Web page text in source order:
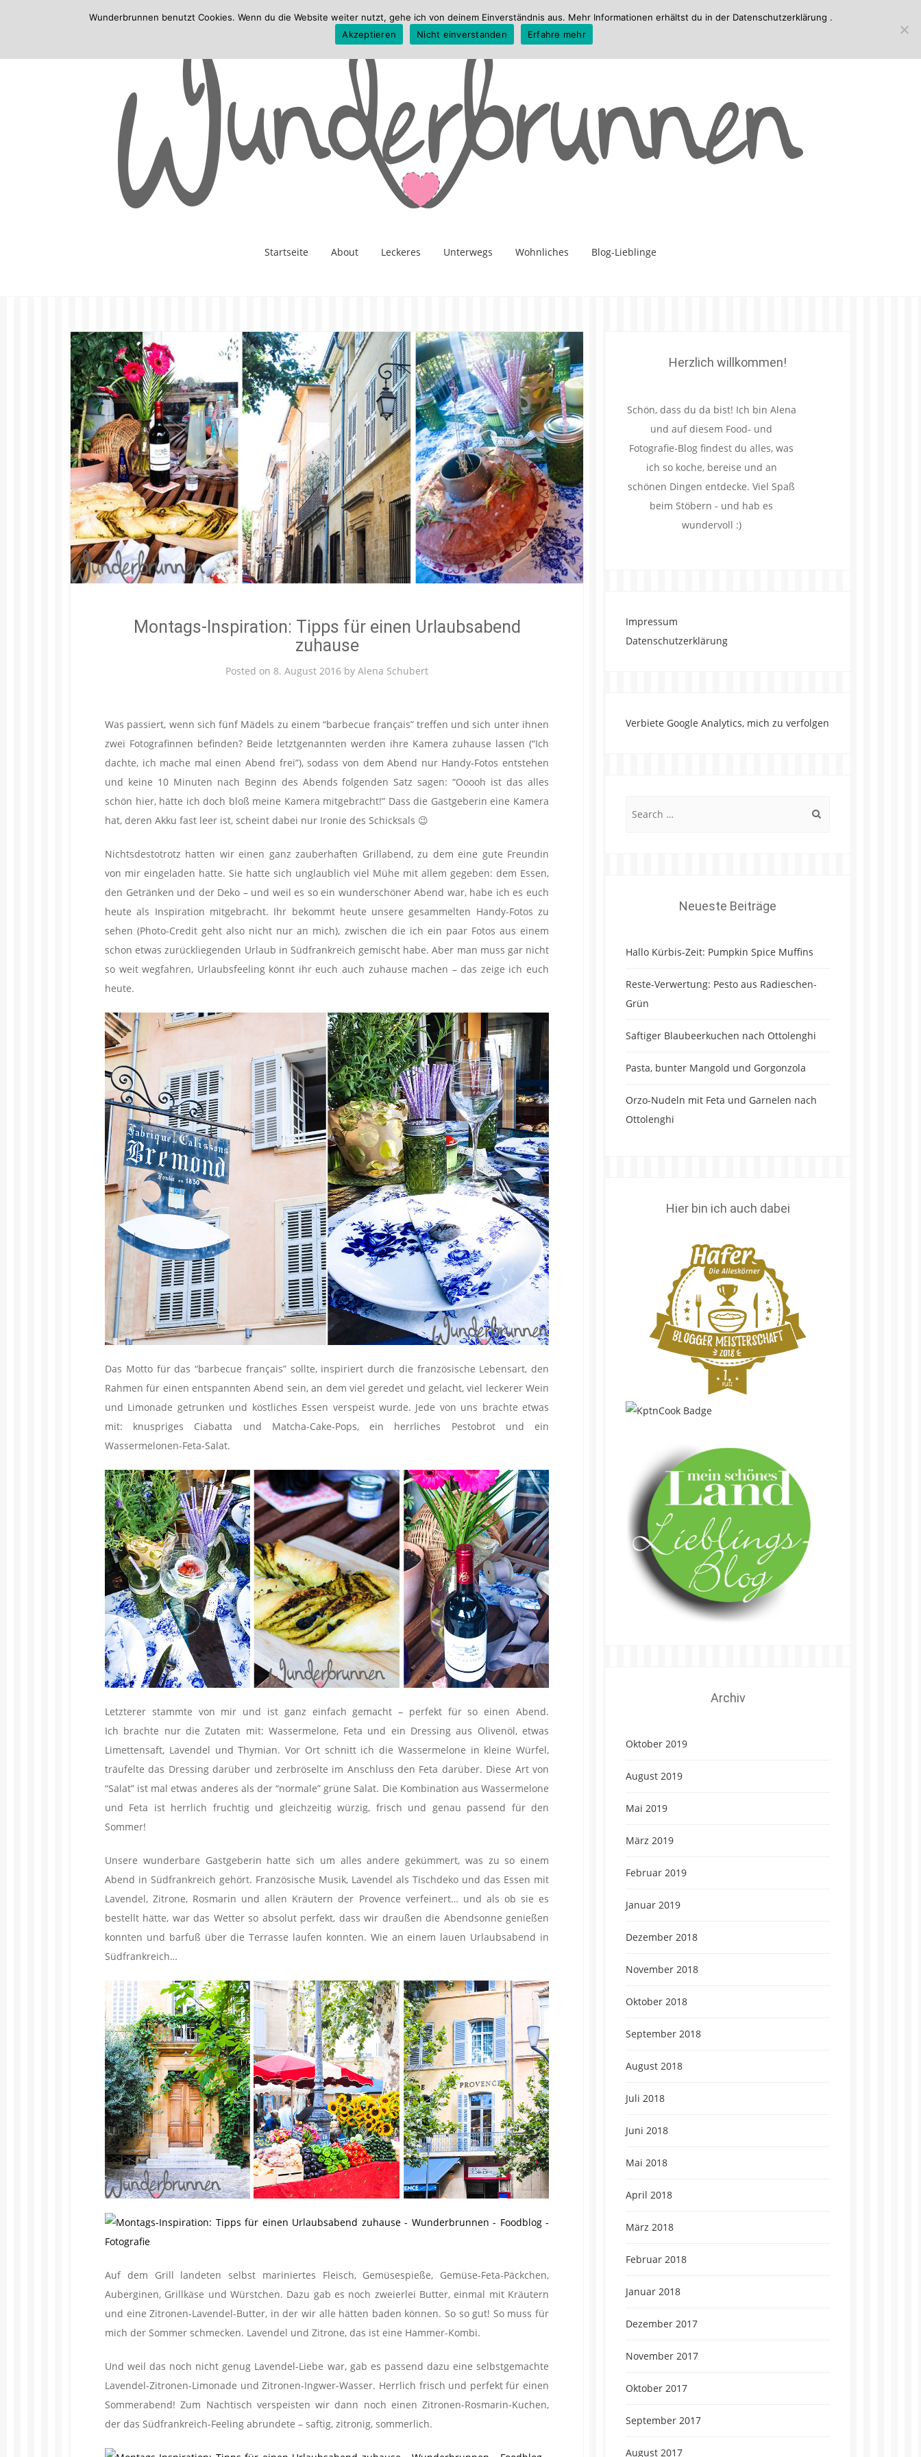
Startseite About Leckeres Unterwegs Wohnliches Blog-Lieblinge
Montags-Inspiration: Tipps für einen Urlaubsabend
zuhause
Posted on 8. August 2016 by Alena Schubert
Was passiert, wenn sich fünf Mädels zu einem “barbecue français” treffen und sich unter ihnen
zwei Fotografinnen befinden? Beide letztgenannten werden ihre Kamera zuhause lassen (“Ich
dachte, ich mache mal einen Abend frei”), sodass von dem Abend nur Handy-Fotos entstehen
und keine 10 Minuten nach Beginn des Abends folgenden Satz sagen: “Ooooh ist das alles
schön hier, hätte ich doch bloß meine Kamera mitgebracht!” Dass die Gastgeberin eine Kamera
hat, deren Akku fast leer ist, scheint dabei nur Ironie des Schicksals 😉
Nichtsdestotrotz hatten wir einen ganz zauberhaften Grillabend, zu dem eine gute Freundin
von mir eingeladen hatte. Sie hatte sich unglaublich viel Mühe mit allem gegeben: dem Essen,
den Getränken und der Deko – und weil es so ein wunderschöner Abend war, habe ich es euch
heute als Inspiration mitgebracht. Ihr bekommt heute unsere gesammelten Handy-Fotos zu
sehen (Photo-Credit geht also nicht nur an mich), zwischen die ich ein paar Fotos aus einem
schon etwas zurückliegenden Urlaub in Südfrankreich gemischt habe. Aber man muss gar nicht
so weit wegfahren, Urlaubsfeeling könnt ihr euch auch zuhause machen – das zeige ich euch
heute.
Das Motto für das “barbecue français” sollte, inspiriert durch die französische Lebensart, den
Rahmen für einen entspannten Abend sein, an dem viel geredet und gelacht, viel leckerer Wein
und Limonade getrunken und köstliches Essen verspeist wurde. Jede von uns brachte etwas
mit: knuspriges Ciabatta und Matcha-Cake-Pops, ein herrliches Pestobrot und ein
Wassermelonen-Feta-Salat.
Letzterer stammte von mir und ist ganz einfach gemacht – perfekt für so einen Abend.
Ich brachte nur die Zutaten mit: Wassermelone, Feta und ein Dressing aus Olivenöl, etwas
Limettensaft, Lavendel und Thymian. Vor Ort schnitt ich die Wassermelone in kleine Würfel,
träufelte das Dressing darüber und zerbröselte im Anschluss den Feta darüber. Diese Art von
“Salat” ist mal etwas anderes als der “normale” grüne Salat. Die Kombination aus Wassermelone
und Feta ist herrlich fruchtig und gleichzeitig würzig, frisch und genau passend für den
Sommer!
Unsere wunderbare Gastgeberin hatte sich um alles andere gekümmert, was zu so einem
Abend in Südfrankreich gehört. Französische Musik, Lavendel als Tischdeko und das Essen mit
Lavendel, Zitrone, Rosmarin und allen Kräutern der Provence verfeinert… und als ob sie es
bestellt hätte, war das Wetter so absolut perfekt, dass wir draußen die Abendsonne genießen
konnten und barfuß über die Terrasse laufen konnten. Wie an einem lauen Urlaubsabend in
Südfrankreich…
Auf dem Grill landeten selbst mariniertes Fleisch, Gemüsespieße, Gemüse-Feta-Päckchen,
Auberginen, Grillkäse und Würstchen. Dazu gab es noch zweierlei Butter, einmal mit Kräutern
und eine Zitronen-Lavendel-Butter, in der wir alle hätten baden können. So so gut! So muss für
mich der Sommer schmecken. Lavendel und Zitrone, das ist eine Hammer-Kombi.
Und weil das noch nicht genug Lavendel-Liebe war, gab es passend dazu eine selbstgemachte
Lavendel-Zitronen-Limonade und Zitronen-Ingwer-Wasser. Herrlich frisch und perfekt für einen
Sommerabend! Zum Nachtisch verspeisten wir dann noch einen Zitronen-Rosmarin-Kuchen,
der das Südfrankreich-Feeling abrundete – saftig, zitronig, sommerlich.
Herzlich willkommen!
Schön, dass du da bist! Ich bin Alena
und auf diesem Food- und
Fotografie-Blog findest du alles, was
ich so koche, bereise und an
schönen Dingen entdecke. Viel Spaß
beim Stöbern - und hab es
wundervoll :)
Impressum
Datenschutzerklärung
Verbiete Google Analytics, mich zu verfolgen
Neueste Beiträge
Hallo Kürbis-Zeit: Pumpkin Spice Muffins
Reste-Verwertung: Pesto aus Radieschen-
Grün
Saftiger Blaubeerkuchen nach Ottolenghi
Pasta, bunter Mangold und Gorgonzola
Orzo-Nudeln mit Feta und Garnelen nach
Ottolenghi
Hier bin ich auch dabei
Archiv
Oktober 2019
August 2019
Mai 2019
März 2019
Februar 2019
Januar 2019
Dezember 2018
November 2018
Oktober 2018
September 2018
August 2018
Juli 2018
Juni 2018
Mai 2018
April 2018
März 2018
Februar 2018
Januar 2018
Dezember 2017
November 2017
Oktober 2017
September 2017
August 2017
Wunderbrunnen benutzt Cookies. Wenn du die Website weiter nutzt, gehe ich von deinem Einverständnis aus. Mehr Informationen erhältst du in der Datenschutzerklärung .
Akzeptieren
Nicht einverstanden Erfahre mehr